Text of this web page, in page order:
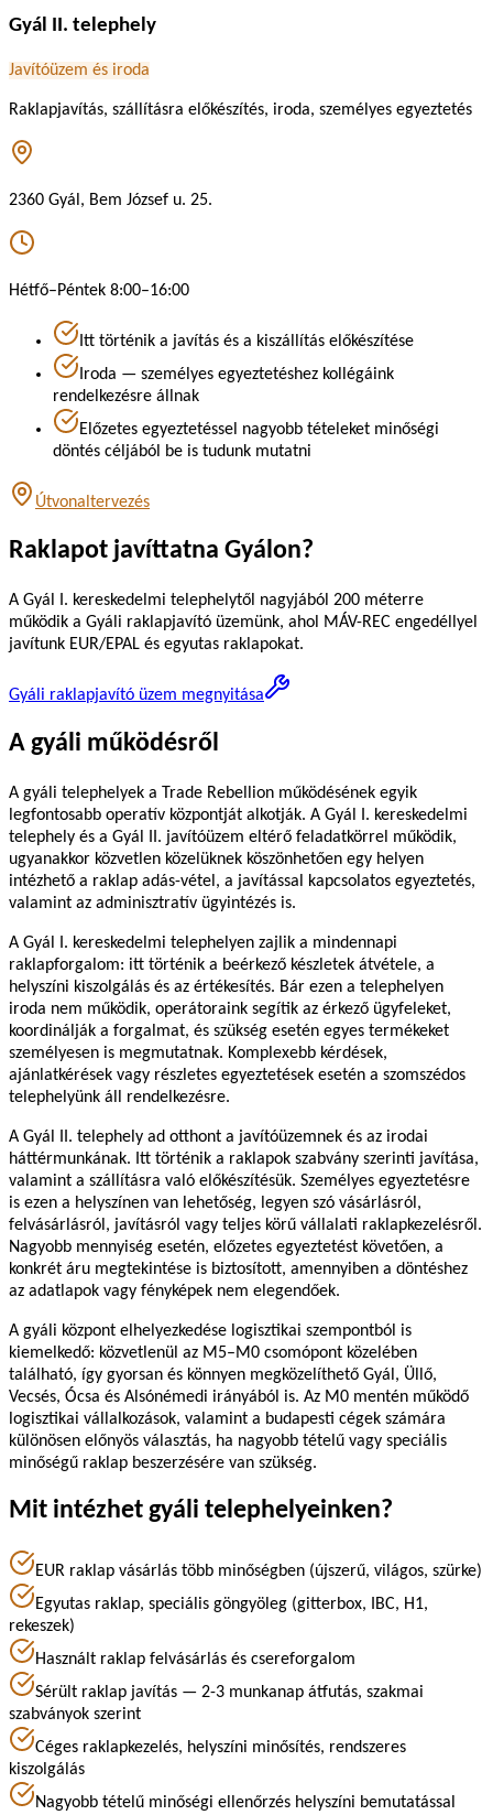
Gyál II. telephely
Javítóüzem és iroda
Raklapjavítás, szállításra előkészítés, iroda, személyes egyeztetés
2360 Gyál, Bem József u. 25.
Hétfő–Péntek 8:00–16:00
Itt történik a javítás és a kiszállítás előkészítése
Iroda — személyes egyeztetéshez kollégáink
rendelkezésre állnak
Előzetes egyeztetéssel nagyobb tételeket minőségi
döntés céljából be is tudunk mutatni
Útvonaltervezés
Raklapot javíttatna Gyálon?
A Gyál I. kereskedelmi telephelytől nagyjából 200 méterre
működik a Gyáli raklapjavító üzemünk, ahol MÁV-REC engedéllyel
javítunk EUR/EPAL és egyutas raklapokat.
Gyáli raklapjavító üzem megnyitása
A gyáli működésről
A gyáli telephelyek a Trade Rebellion működésének egyik
legfontosabb operatív központját alkotják. A Gyál I. kereskedelmi
telephely és a Gyál II. javítóüzem eltérő feladatkörrel működik,
ugyanakkor közvetlen közelüknek köszönhetően egy helyen
intézhető a raklap adás-vétel, a javítással kapcsolatos egyeztetés,
valamint az adminisztratív ügyintézés is.
A Gyál I. kereskedelmi telephelyen zajlik a mindennapi
raklapforgalom: itt történik a beérkező készletek átvétele, a
helyszíni kiszolgálás és az értékesítés. Bár ezen a telephelyen
iroda nem működik, operátoraink segítik az érkező ügyfeleket,
koordinálják a forgalmat, és szükség esetén egyes termékeket
személyesen is megmutatnak. Komplexebb kérdések,
ajánlatkérések vagy részletes egyeztetések esetén a szomszédos
telephelyünk áll rendelkezésre.
A Gyál II. telephely ad otthont a javítóüzemnek és az irodai
háttérmunkának. Itt történik a raklapok szabvány szerinti javítása,
valamint a szállításra való előkészítésük. Személyes egyeztetésre
is ezen a helyszínen van lehetőség, legyen szó vásárlásról,
felvásárlásról, javításról vagy teljes körű vállalati raklapkezelésről.
Nagyobb mennyiség esetén, előzetes egyeztetést követően, a
konkrét áru megtekintése is biztosított, amennyiben a döntéshez
az adatlapok vagy fényképek nem elegendőek.
A gyáli központ elhelyezkedése logisztikai szempontból is
kiemelkedő: közvetlenül az M5–M0 csomópont közelében
található, így gyorsan és könnyen megközelíthető Gyál, Üllő,
Vecsés, Ócsa és Alsónémedi irányából is. Az M0 mentén működő
logisztikai vállalkozások, valamint a budapesti cégek számára
különösen előnyös választás, ha nagyobb tételű vagy speciális
minőségű raklap beszerzésére van szükség.
Mit intézhet gyáli telephelyeinken?
EUR raklap vásárlás több minőségben (újszerű, világos, szürke)
Egyutas raklap, speciális göngyöleg (gitterbox, IBC, H1,
rekeszek)
Használt raklap felvásárlás és csereforgalom
Sérült raklap javítás — 2-3 munkanap átfutás, szakmai
szabványok szerint
Céges raklapkezelés, helyszíni minősítés, rendszeres
kiszolgálás
Nagyobb tételű minőségi ellenőrzés helyszíni bemutatással